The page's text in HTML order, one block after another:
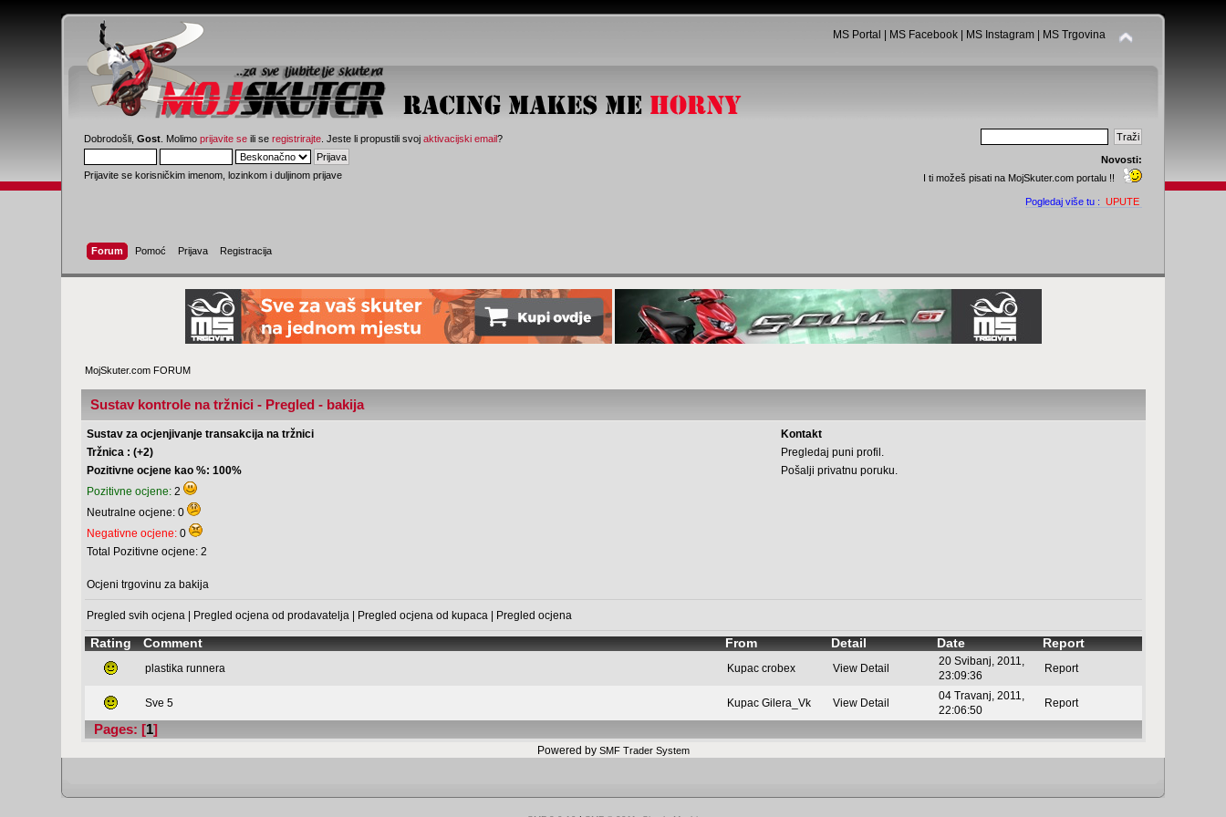
MS Portal MS Facebook| MS Instagram| MS Trgovina
Dobrodošli,Gost . Molimoprijavite se ili seregistrirajte . Jeste li propustili svojaktivacijski email?
Prijavite se korisničkim imenom, lozinkom i duljinom prijave
Novosti:
I ti možeš pisati na MojSkuter.com portalu !!
Pogledaj više tu : UPUTE
Forum Pomoć Prijava Registracija
MojSkuter.com FORUM
Sustav kontrole na tržnici - Pregled - bakija
Sustav za ocjenjivanje transakcija na tržnici
Kontakt
Tržnica : (+2)
Pregledaj puni profil.
Pozitivne ocjene kao %: 100%
Pošalji privatnu poruku.
Pozitivne ocjene: 2
Neutralne ocjene: 0
Negativne ocjene: 0
Total Pozitivne ocjene: 2
Ocjeni trgovinu za bakija
Pregled svih ocjena | Pregled ocjena od prodavatelja | Pregled ocjena od kupaca | Pregled ocjena
Rating Comment From Detail Date Report
plastika runnera Kupaccrobex View Detail
20 Svibanj, 2011,
23:09:36
Report
Sve 5 KupacGilera_Vk View Detail
04 Travanj, 2011,
22:06:50
Report
Pages: [1]
Powered by SMF Trader System